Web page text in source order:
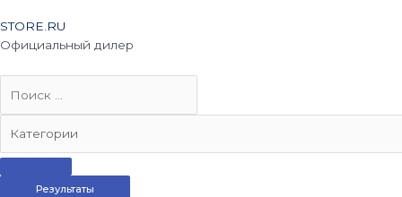
STORE.RU
Официальный дилер
Результаты